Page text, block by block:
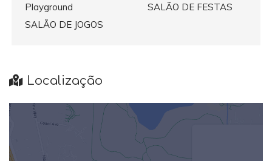
Playground
SALÃO DE FESTAS
SALÃO DE JOGOS
Localização